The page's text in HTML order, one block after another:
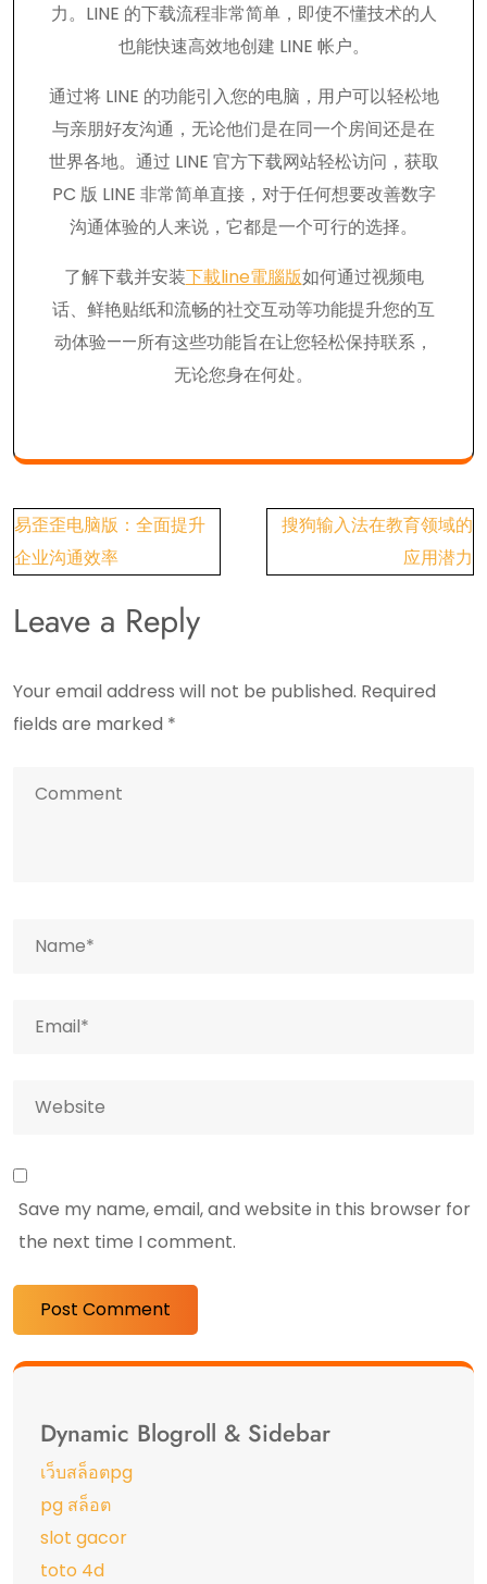
力。LINE 的下载流程非常简单，即使不懂技术的人
也能快速高效地创建 LINE 帐户。
通过将 LINE 的功能引入您的电脑，用户可以轻松地
与亲朋好友沟通，无论他们是在同一个房间还是在
世界各地。通过 LINE 官方下载网站轻松访问，获取
PC 版 LINE 非常简单直接，对于任何想要改善数字
沟通体验的人来说，它都是一个可行的选择。
了解下载并安装下載line電腦版如何通过视频电
话、鲜艳贴纸和流畅的社交互动等功能提升您的互
动体验——所有这些功能旨在让您轻松保持联系，
无论您身在何处。
Post
navigation
易歪歪电脑版：全面提升
企业沟通效率
搜狗输入法在教育领域的
应用潜力
Leave a Reply
Your email address will not be published. Required
fields are marked *
Save my name, email, and website in this browser for
the next time I comment.
Dynamic Blogroll & Sidebar
เว็บสล็อตpg
pg สล็อต
slot gacor
toto 4d